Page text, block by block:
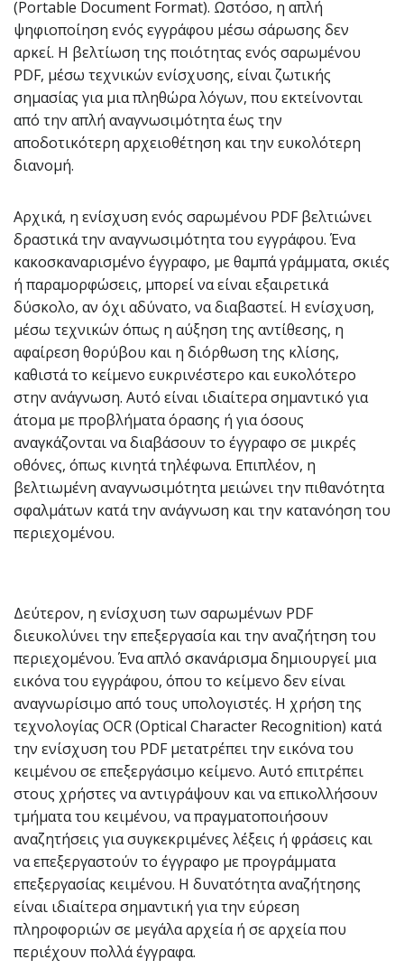
(Portable Document Format). Ωστόσο, η απλή
ψηφιοποίηση ενός εγγράφου μέσω σάρωσης δεν
αρκεί. Η βελτίωση της ποιότητας ενός σαρωμένου
PDF, μέσω τεχνικών ενίσχυσης, είναι ζωτικής
σημασίας για μια πληθώρα λόγων, που εκτείνονται
από την απλή αναγνωσιμότητα έως την
αποδοτικότερη αρχειοθέτηση και την ευκολότερη
διανομή.
Αρχικά, η ενίσχυση ενός σαρωμένου PDF βελτιώνει
δραστικά την αναγνωσιμότητα του εγγράφου. Ένα
κακοσκαναρισμένο έγγραφο, με θαμπά γράμματα, σκιές
ή παραμορφώσεις, μπορεί να είναι εξαιρετικά
δύσκολο, αν όχι αδύνατο, να διαβαστεί. Η ενίσχυση,
μέσω τεχνικών όπως η αύξηση της αντίθεσης, η
αφαίρεση θορύβου και η διόρθωση της κλίσης,
καθιστά το κείμενο ευκρινέστερο και ευκολότερο
στην ανάγνωση. Αυτό είναι ιδιαίτερα σημαντικό για
άτομα με προβλήματα όρασης ή για όσους
αναγκάζονται να διαβάσουν το έγγραφο σε μικρές
οθόνες, όπως κινητά τηλέφωνα. Επιπλέον, η
βελτιωμένη αναγνωσιμότητα μειώνει την πιθανότητα
σφαλμάτων κατά την ανάγνωση και την κατανόηση του
περιεχομένου.
Δεύτερον, η ενίσχυση των σαρωμένων PDF
διευκολύνει την επεξεργασία και την αναζήτηση του
περιεχομένου. Ένα απλό σκανάρισμα δημιουργεί μια
εικόνα του εγγράφου, όπου το κείμενο δεν είναι
αναγνωρίσιμο από τους υπολογιστές. Η χρήση της
τεχνολογίας OCR (Optical Character Recognition) κατά
την ενίσχυση του PDF μετατρέπει την εικόνα του
κειμένου σε επεξεργάσιμο κείμενο. Αυτό επιτρέπει
στους χρήστες να αντιγράψουν και να επικολλήσουν
τμήματα του κειμένου, να πραγματοποιήσουν
αναζητήσεις για συγκεκριμένες λέξεις ή φράσεις και
να επεξεργαστούν το έγγραφο με προγράμματα
επεξεργασίας κειμένου. Η δυνατότητα αναζήτησης
είναι ιδιαίτερα σημαντική για την εύρεση
πληροφοριών σε μεγάλα αρχεία ή σε αρχεία που
περιέχουν πολλά έγγραφα.